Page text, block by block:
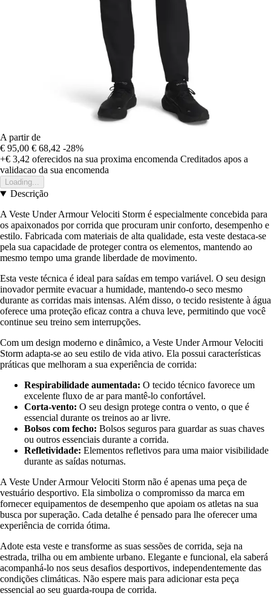
A partir de
€ 95,00 € 68,42 -28%
+€ 3,42 oferecidos na sua proxima encomenda Creditados apos a
validacao da sua encomenda
Loading...
Descrição
A Veste Under Armour Velociti Storm é especialmente concebida para
os apaixonados por corrida que procuram unir conforto, desempenho e
estilo. Fabricada com materiais de alta qualidade, esta veste destaca-se
pela sua capacidade de proteger contra os elementos, mantendo ao
mesmo tempo uma grande liberdade de movimento.
Esta veste técnica é ideal para saídas em tempo variável. O seu design
inovador permite evacuar a humidade, mantendo-o seco mesmo
durante as corridas mais intensas. Além disso, o tecido resistente à água
oferece uma proteção eficaz contra a chuva leve, permitindo que você
continue seu treino sem interrupções.
Com um design moderno e dinâmico, a Veste Under Armour Velociti
Storm adapta-se ao seu estilo de vida ativo. Ela possui características
práticas que melhoram a sua experiência de corrida:
Respirabilidade aumentada: O tecido técnico favorece um
excelente fluxo de ar para mantê-lo confortável.
Corta-vento: O seu design protege contra o vento, o que é
essencial durante os treinos ao ar livre.
Bolsos com fecho: Bolsos seguros para guardar as suas chaves
ou outros essenciais durante a corrida.
Refletividade: Elementos refletivos para uma maior visibilidade
durante as saídas noturnas.
A Veste Under Armour Velociti Storm não é apenas uma peça de
vestuário desportivo. Ela simboliza o compromisso da marca em
fornecer equipamentos de desempenho que apoiam os atletas na sua
busca por superação. Cada detalhe é pensado para lhe oferecer uma
experiência de corrida ótima.
Adote esta veste e transforme as suas sessões de corrida, seja na
estrada, trilha ou em ambiente urbano. Elegante e funcional, ela saberá
acompanhá-lo nos seus desafios desportivos, independentemente das
condições climáticas. Não espere mais para adicionar esta peça
essencial ao seu guarda-roupa de corrida.